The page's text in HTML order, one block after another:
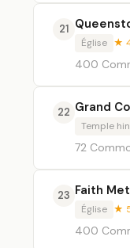
21
Église ★
400
22 Grand
Temple
72
23 Faith
Église ★
400